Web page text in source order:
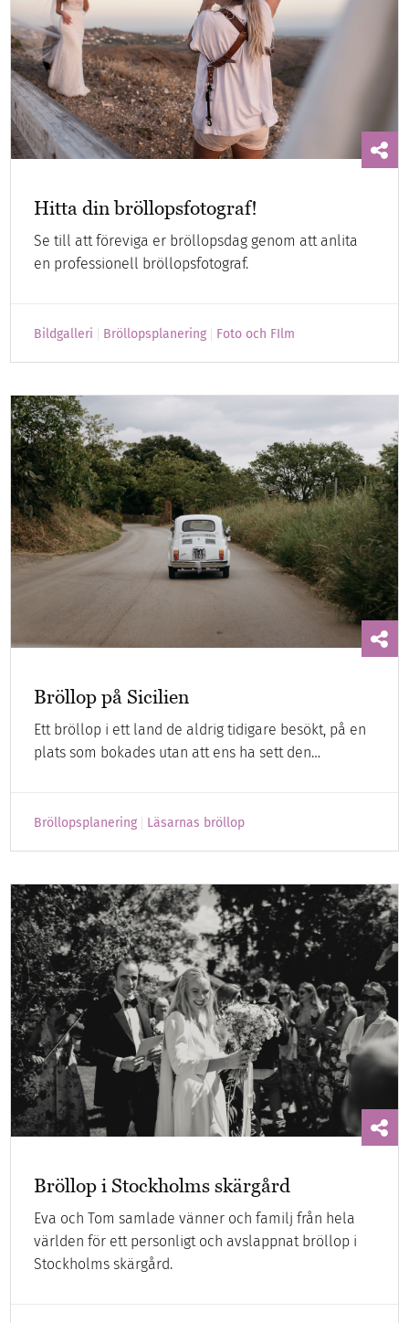
Hitta din bröllopsfotograf!
Se till att föreviga er bröllopsdag genom att anlita
en professionell bröllopsfotograf.
Bildgalleri Bröllopsplanering Foto och FIlm
Bröllop på Sicilien
Ett bröllop i ett land de aldrig tidigare besökt, på en
plats som bokades utan att ens ha sett den…
Bröllopsplanering Läsarnas bröllop
Bröllop i Stockholms skärgård
Eva och Tom samlade vänner och familj från hela
världen för ett personligt och avslappnat bröllop i
Stockholms skärgård.